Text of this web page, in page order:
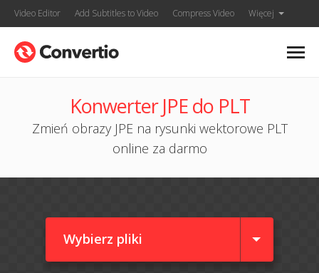
Video Editor Add Subtitles to Video Compress Video Więcej
Konwerter JPE do PLT
Zmień obrazy JPE na rysunki wektorowe PLT
online za darmo
Wybierz pliki